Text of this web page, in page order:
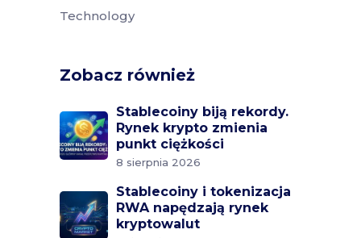
Technology
Zobacz również
Stablecoiny biją rekordy.
Rynek krypto zmienia
punkt ciężkości
8 sierpnia 2026
Stablecoiny i tokenizacja
RWA napędzają rynek
kryptowalut